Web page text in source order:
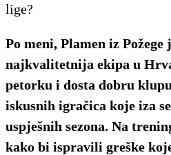
lige?
Po meni, Plamen iz
najkvalitetnija ekipa u
petorku i dosta dobru
iskusnih igračica koje iza
uspješnih sezona. Na
kako bi ispravili greške